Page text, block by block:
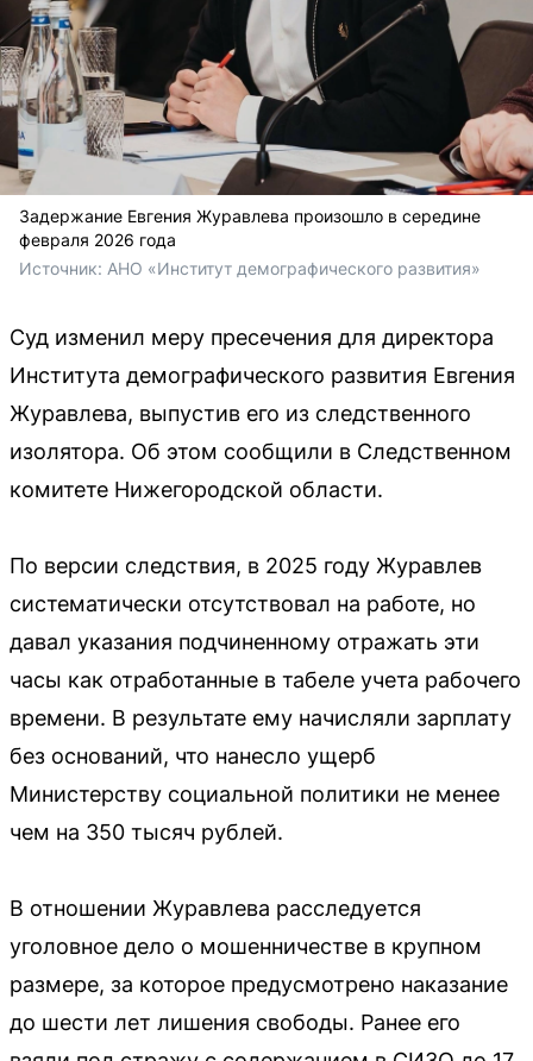
Задержание Евгения Журавлева произошло в середине
февраля 2026 года
Источник: АНО «Институт демографического развития»
Суд изменил меру пресечения для директора
Института демографического развития Евгения
Журавлева, выпустив его из следственного
изолятора. Об этом сообщили в Следственном
комитете Нижегородской области.
По версии следствия, в 2025 году Журавлев
систематически отсутствовал на работе, но
давал указания подчиненному отражать эти
часы как отработанные в табеле учета рабочего
времени. В результате ему начисляли зарплату
без оснований, что нанесло ущерб
Министерству социальной политики не менее
чем на 350 тысяч рублей.
В отношении Журавлева расследуется
уголовное дело о мошенничестве в крупном
размере, за которое предусмотрено наказание
до шести лет лишения свободы. Ранее его